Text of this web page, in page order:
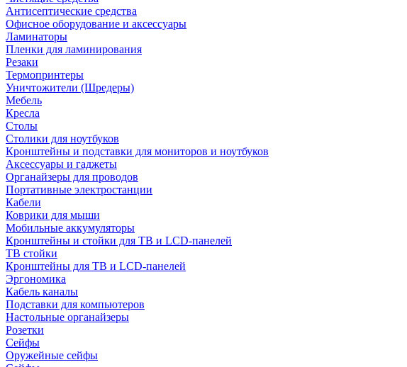
Антисептические средства
Офисное оборудование и аксессуары
Ламинаторы
Пленки для ламинирования
Резаки
Термопринтеры
Уничтожители (Шредеры)
Мебель
Кресла
Столы
Столики для ноутбуков
Кронштейны и подставки для мониторов и ноутбуков
Аксессуары и гаджеты
Органайзеры для проводов
Портативные электростанции
Кабели
Коврики для мыши
Мобильные аккумуляторы
Кронштейны и стойки для ТВ и LCD-панелей
ТВ стойки
Кронштейны для ТВ и LCD-панелей
Эргономика
Кабель каналы
Подставки для компьютеров
Настольные органайзеры
Розетки
Сейфы
Оружейные сейфы